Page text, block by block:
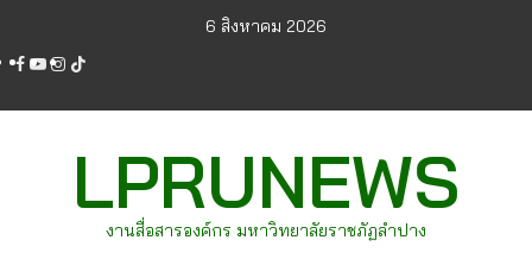
content
6 สิงหาคม 2026
facebook
youtube
instagram
tiktok
LPRUNEWS
งานสื่อสารองค์กร มหาวิทยาลัยราชภัฏลำปาง